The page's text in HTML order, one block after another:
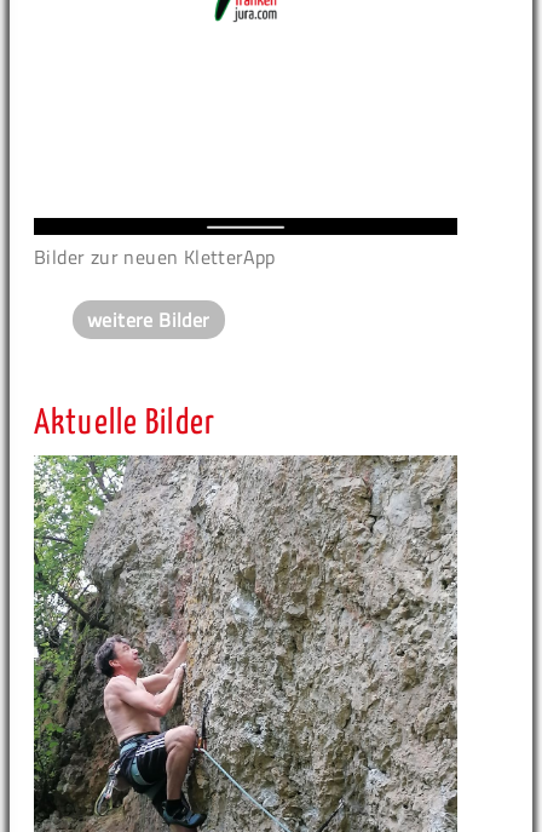
Bilder zur neuen KletterApp
weitere Bilder
Aktuelle Bilder